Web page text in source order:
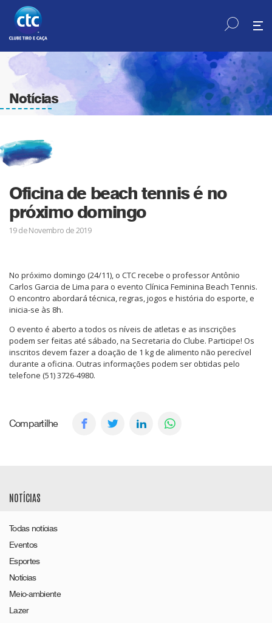
Notícias
Oficina de beach tennis é no
próximo domingo
19 de Novembro de 2019
No próximo domingo (24/11), o CTC recebe o professor Antônio
Carlos Garcia de Lima para o evento Clínica Feminina Beach Tennis.
O encontro abordará técnica, regras, jogos e história do esporte, e
inicia-se às 8h.
O evento é aberto a todos os níveis de atletas e as inscrições
podem ser feitas até sábado, na Secretaria do Clube. Participe! Os
inscritos devem fazer a doação de 1 kg de alimento não perecível
durante a oficina. Outras informações podem ser obtidas pelo
telefone (51) 3726-4980.
Compartilhe
NOTÍCIAS
Todas notícias
Eventos
Esportes
Notícias
Meio-ambiente
Lazer